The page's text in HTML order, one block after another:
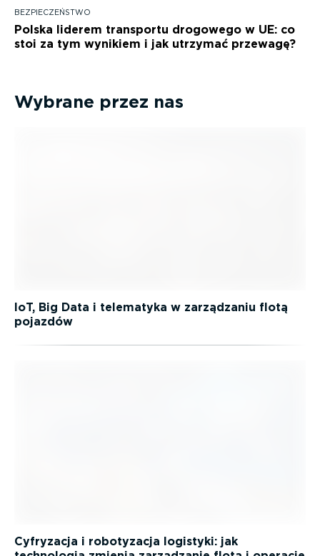
BEZPIECZEŃSTWO
Polska liderem transportu drogowego w UE: co
stoi za tym wynikiem i jak utrzymać przewagę?
Wybrane przez nas
IoT, Big Data i telematyka w zarządzaniu flotą
pojazdów
Cyfryzacja i robotyzacja logistyki: jak